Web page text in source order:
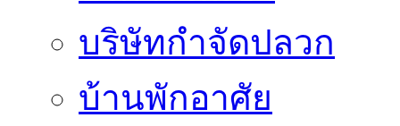
บริษัทกำจัดปลวก
บ้านพักอาศัย